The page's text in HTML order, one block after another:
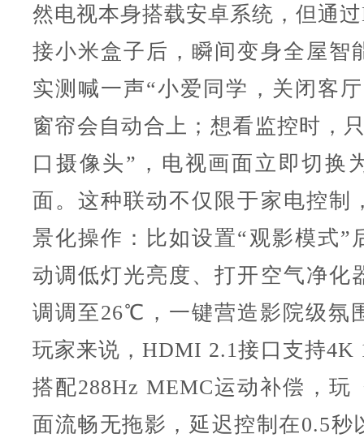
然电视本身搭载安卓系统，但通
接小米盒子后，瞬间变身全屋智
实测喊一声“小爱同学，关闭客
窗帘会自动合上；想看监控时，
口摄像头”，电视画面立即切换
面。这种联动不仅限于家电控制
景化操作：比如设置“观影模式”
动调低灯光亮度、打开空气净化
调调至26℃，一键营造影院级氛
玩家来说，HDMI 2.1接口支持4K
搭配288Hz MEMC运动补偿，玩
面流畅无拖影，延迟控制在0.5秒